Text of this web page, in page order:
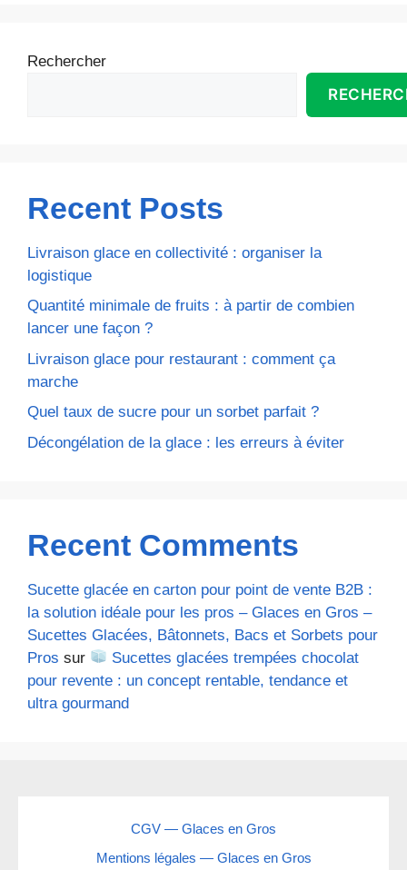
Rechercher
Recent Posts
Livraison glace en collectivité : organiser la
logistique
Quantité minimale de fruits : à partir de combien
lancer une façon ?
Livraison glace pour restaurant : comment ça
marche
Quel taux de sucre pour un sorbet parfait ?
Décongélation de la glace : les erreurs à éviter
Recent Comments
Sucette glacée en carton pour point de vente B2B :
la solution idéale pour les pros – Glaces en Gros –
Sucettes Glacées, Bâtonnets, Bacs et Sorbets pour
Pros sur
Sucettes glacées trempées chocolat
pour revente : un concept rentable, tendance et
ultra gourmand
CGV — Glaces en Gros
Mentions légales — Glaces en Gros